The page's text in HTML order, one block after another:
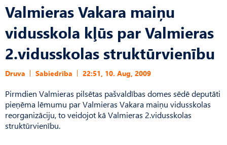
Valmieras Vakara maiņu
vidusskola kļūs par Valmieras
2.vidusskolas struktūrvienību
Druva Sabiedrība 22:51, 10. Aug, 2009
Pirmdien Valmieras pilsētas pašvaldības domes sēdē deputāti
pieņēma lēmumu par Valmieras Vakara maiņu vidusskolas
reorganizāciju, to veidojot kā Valmieras 2.vidusskolas
struktūrvienību.